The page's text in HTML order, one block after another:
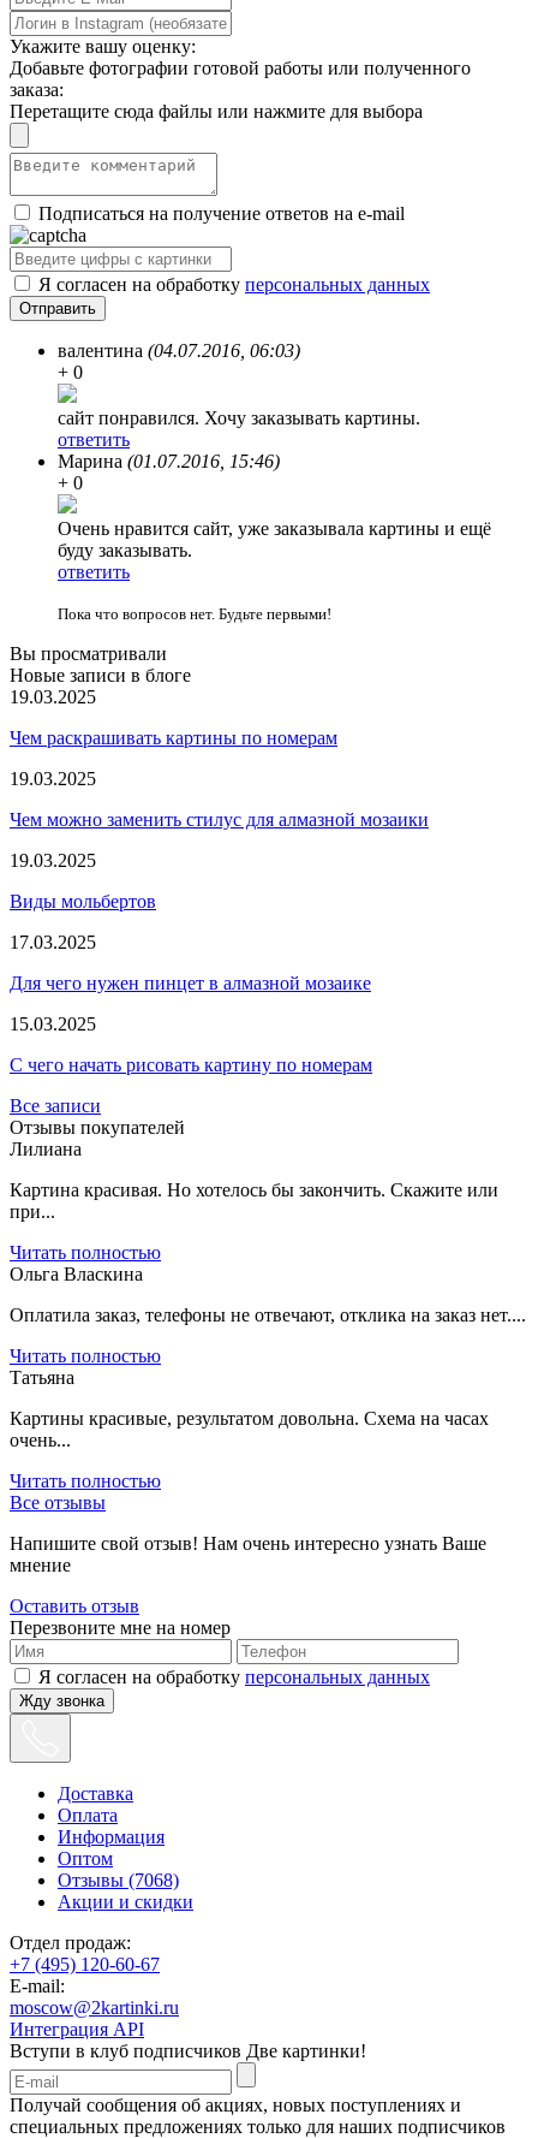
Укажите вашу оценку:
Добавьте фотографии готовой работы или полученного
заказа:
Перетащите сюда файлы или нажмите для выбора
Подписаться на получение ответов на e-mail
Я согласен на обработку персональных данных
валентина (04.07.2016, 06:03)
+ 0
сайт понравился. Хочу заказывать картины.
ответить
Марина (01.07.2016, 15:46)
+ 0
Очень нравится сайт, уже заказывала картины и ещё
буду заказывать.
ответить
Пока что вопросов нет. Будьте первыми!
Вы просматривали
Новые записи в блоге
19.03.2025
Чем раскрашивать картины по номерам
19.03.2025
Чем можно заменить стилус для алмазной мозаики
19.03.2025
Виды мольбертов
17.03.2025
Для чего нужен пинцет в алмазной мозаике
15.03.2025
С чего начать рисовать картину по номерам
Все записи
Отзывы покупателей
Лилиана
Картина красивая. Но хотелось бы закончить. Скажите или
при...
Читать полностью
Ольга Власкина
Оплатила заказ, телефоны не отвечают, отклика на заказ нет....
Читать полностью
Татьяна
Картины красивые, результатом довольна. Схема на часах
очень...
Читать полностью
Все отзывы
Напишите свой отзыв! Нам очень интересно узнать Ваше
мнение
Оставить отзыв
Перезвоните мне на номер
Я согласен на обработку персональных данных
Жду звонка
Доставка
Оплата
Информация
Оптом
Отзывы (7068)
Акции и скидки
Отдел продаж:
+7 (495) 120-60-67
E-mail:
moscow@2kartinki.ru
Интеграция API
Вступи в клуб подписчиков Две картинки!
Получай сообщения об акциях, новых поступлениях и
специальных предложениях только для наших подписчиков